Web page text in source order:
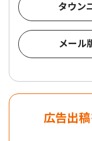
タウン
メール
広告出